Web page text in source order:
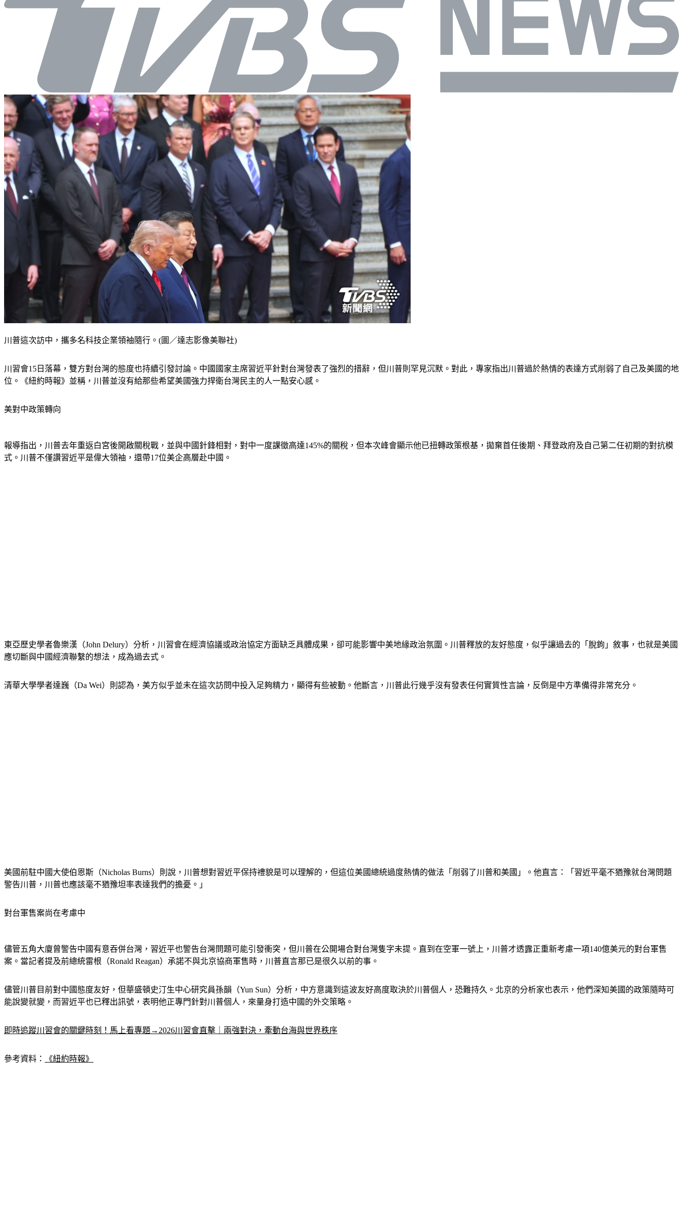
川普這次訪中，攜多名科技企業領袖隨行。(圖／達志影像美聯社)
川習會15日落幕，雙方對台灣的態度也持續引發討論。中國國家主席習近平針對台灣發表了強烈的措辭，但川普則罕見沉默。對此，專家指出川普過於熱情的表達方式削弱了自己及美國的地
位。《紐約時報》並稱，川普並沒有給那些希望美國強力捍衛台灣民主的人一點安心感。
美對中政策轉向
報導指出，川普去年重返白宮後開啟關稅戰，並與中國針鋒相對，對中一度課徵高達145%的關稅，但本次峰會顯示他已扭轉政策根基，拋棄首任後期、拜登政府及自己第二任初期的對抗模
式。川普不僅讚習近平是偉大領袖，還帶17位美企高層赴中國。
東亞歷史學者魯樂漢（John Delury）分析，川習會在經濟協議或政治協定方面缺乏具體成果，卻可能影響中美地緣政治氛圍。川普釋放的友好態度，似乎讓過去的「脫鉤」敘事，也就是美國
應切斷與中國經濟聯繫的想法，成為過去式。
清華大學學者達巍（Da Wei）則認為，美方似乎並未在這次訪問中投入足夠精力，顯得有些被動。他斷言，川普此行幾乎沒有發表任何實質性言論，反倒是中方準備得非常充分。
美國前駐中國大使伯恩斯（Nicholas Burns）則說，川普想對習近平保持禮貌是可以理解的，但這位美國總統過度熱情的做法「削弱了川普和美國」。他直言：「習近平毫不猶豫就台灣問題
警告川普，川普也應該毫不猶豫坦率表達我們的擔憂。」
對台軍售案尚在考慮中
儘管五角大廈曾警告中國有意吞併台灣，習近平也警告台灣問題可能引發衝突，但川普在公開場合對台灣隻字未提。直到在空軍一號上，川普才透露正重新考慮一項140億美元的對台軍售
案。當記者提及前總統雷根（Ronald Reagan）承諾不與北京協商軍售時，川普直言那已是很久以前的事。
儘管川普目前對中國態度友好，但華盛頓史汀生中心研究員孫韻（Yun Sun）分析，中方意識到這波友好高度取決於川普個人，恐難持久。北京的分析家也表示，他們深知美國的政策隨時可
能說變就變，而習近平也已釋出訊號，表明他正專門針對川普個人，來量身打造中國的外交策略。
即時追蹤川習會的關鍵時刻！馬上看專題→2026川習會直擊｜兩強對決，牽動台海與世界秩序
參考資料： 《紐約時報》